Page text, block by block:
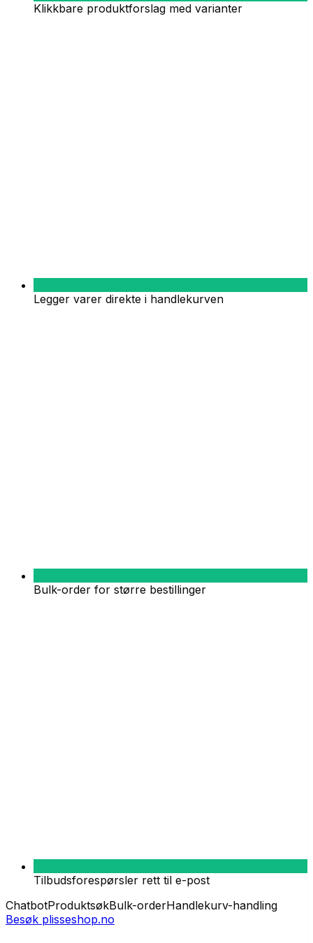
Klikkbare produktforslag med varianter
Legger varer direkte i handlekurven
Bulk-order for større bestillinger
Tilbudsforespørsler rett til e-post
ChatbotProduktsøkBulk-orderHandlekurv-handling
Besøk plisseshop.no